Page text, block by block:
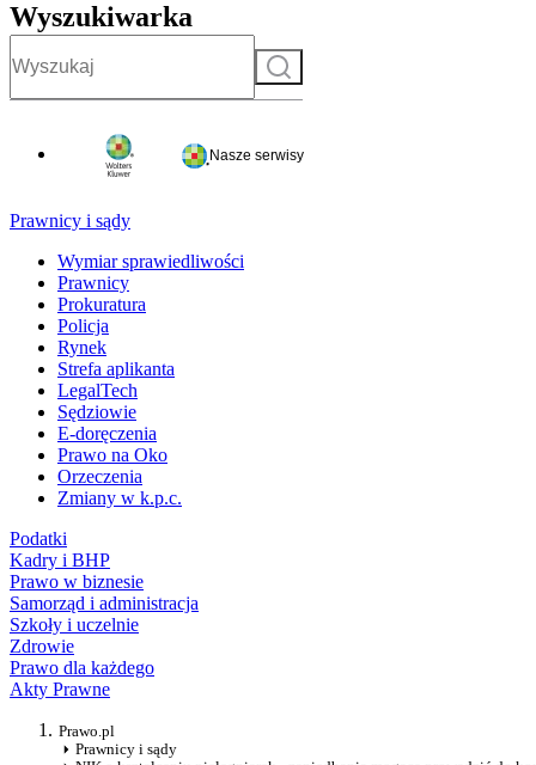
Wyszukiwarka
Szukaj
Nasze serwisy
Prawnicy i sądy
Wymiar sprawiedliwości
Prawnicy
Prokuratura
Policja
Rynek
Strefa aplikanta
LegalTech
Sędziowie
E-doręczenia
Prawo na Oko
Orzeczenia
Zmiany w k.p.c.
Podatki
Kadry i BHP
Prawo w biznesie
Samorząd i administracja
Szkoły i uczelnie
Zdrowie
Prawo dla każdego
Akty Prawne
Prawo.pl
Prawnicy i sądy